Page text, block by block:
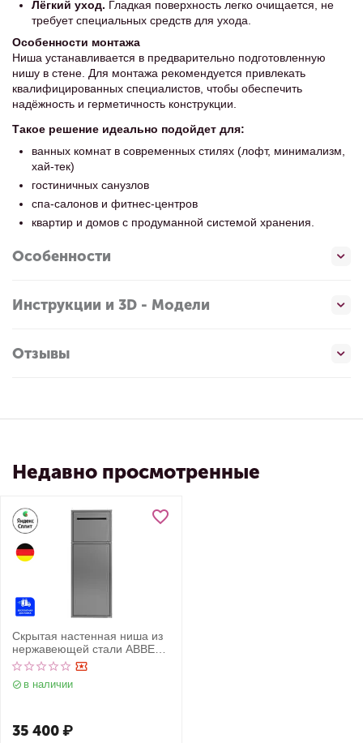
Лёгкий уход. Гладкая поверхность легко очищается, не
требует специальных средств для ухода.
Особенности монтажа
Ниша устанавливается в предварительно подготовленную
нишу в стене. Для монтажа рекомендуется привлекать
квалифицированных специалистов, чтобы обеспечить
надёжность и герметичность конструкции.
Такое решение идеально подойдет для:
ванных комнат в современных стилях (лофт, минимализм,
хай-тек)
гостиничных санузлов
спа-салонов и фитнес-центров
квартир и домов с продуманной системой хранения.
Особенности
Инструкции и 3D - Модели
Отзывы
Недавно просмотренные
Скрытая настенная ниша из
нержавеющей стали ABBER
Nischen AN3008BST с
корзиной и
бумагодержателем, сталь
в наличии
35 400₽